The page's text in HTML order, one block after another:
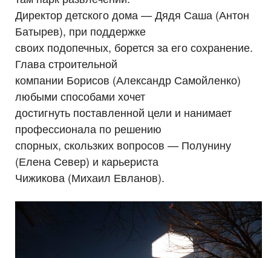
Директор детского дома — Дядя Саша (Антон
Батырев), при поддержке
своих подопечных, борется за его сохранение.
Глава строительной
компании Борисов (Александр Самойленко)
любыми способами хочет
достигнуть поставленной цели и нанимает
профессионала по решению
спорных, скользких вопросов — Полунину
(Елена Север) и карьериста
Чижикова (Михаил Евланов).